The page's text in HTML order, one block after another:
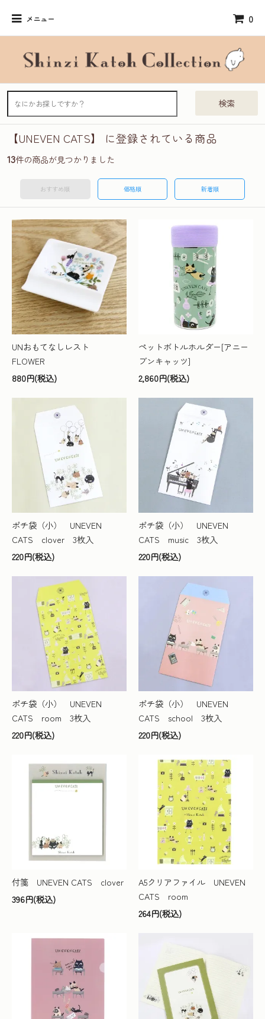
メニュー 0
検索
【UNEVEN CATS】 に登録されている商品
13件の商品が見つかりました
おすすめ順 価格順 新着順
UNおもてなしレスト
FLOWER
880円(税込)
ペットボトルホルダー[アニー
ブンキャッツ]
2,860円(税込)
ポチ袋（小） UNEVEN
CATS clover 3枚入
220円(税込)
ポチ袋（小） UNEVEN
CATS music 3枚入
220円(税込)
ポチ袋（小） UNEVEN
CATS room 3枚入
220円(税込)
ポチ袋（小） UNEVEN
CATS school 3枚入
220円(税込)
付箋 UNEVEN CATS clover
396円(税込)
A5クリアファイル UNEVEN
CATS room
264円(税込)